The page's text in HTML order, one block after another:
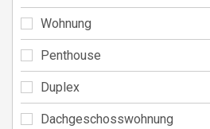
Wohnung
Penthouse
Duplex
Dachgeschosswohnung